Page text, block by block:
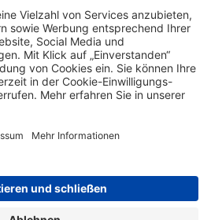
Datenschutz Barrierefreiheit